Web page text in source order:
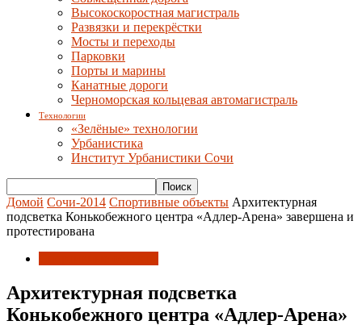
Высокоскоростная магистраль
Развязки и перекрёстки
Мосты и переходы
Парковки
Порты и марины
Канатные дороги
Черноморская кольцевая автомагистраль
Технологии
«Зелёные» технологии
Урбанистика
Институт Урбанистики Сочи
Домой Сочи-2014 Спортивные объекты Архитектурная
подсветка Конькобежного центра «Адлер-Арена» завершена и
протестирована
Архитектурная подсветка
Конькобежного центра «Адлер-Арена»